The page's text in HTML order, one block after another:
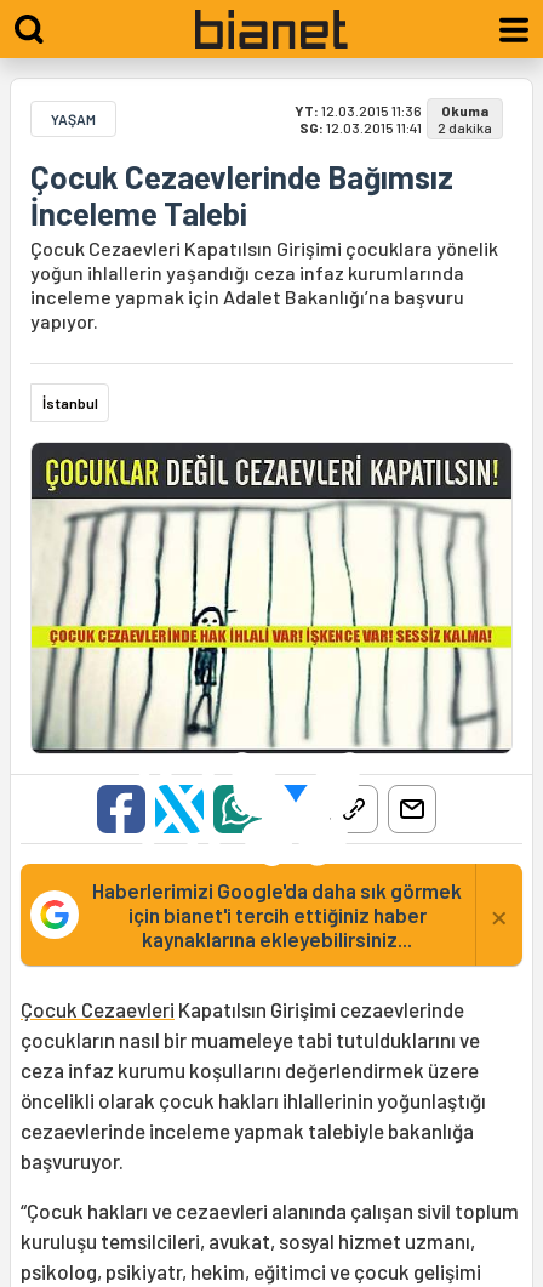
YAŞAM YT: 12.03.2015 11:36
SG: 12.03.2015 11:41
Okuma
2 dakika
Çocuk Cezaevlerinde Bağımsız
İnceleme Talebi
Çocuk Cezaevleri Kapatılsın Girişimi çocuklara yönelik
yoğun ihlallerin yaşandığı ceza infaz kurumlarında
inceleme yapmak için Adalet Bakanlığı’na başvuru
yapıyor.
İstanbul
Haberlerimizi Google'da daha sık görmek
için bianet'i tercih ettiğiniz haber
kaynaklarına ekleyebilirsiniz...
×
Çocuk Cezaevleri Kapatılsın Girişimi cezaevlerinde
çocukların nasıl bir muameleye tabi tutulduklarını ve
ceza infaz kurumu koşullarını değerlendirmek üzere
öncelikli olarak çocuk hakları ihlallerinin yoğunlaştığı
cezaevlerinde inceleme yapmak talebiyle bakanlığa
başvuruyor.
“Çocuk hakları ve cezaevleri alanında çalışan sivil toplum
kuruluşu temsilcileri, avukat, sosyal hizmet uzmanı,
psikolog, psikiyatr, hekim, eğitimci ve çocuk gelişimi